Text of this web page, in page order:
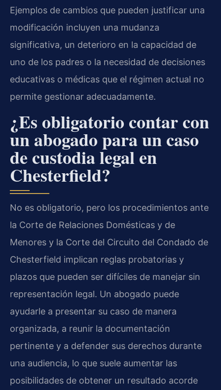
Ejemplos de cambios que pueden justificar una
modificación incluyen una mudanza
significativa, un deterioro en la capacidad de
uno de los padres o la necesidad de decisiones
educativas o médicas que el régimen actual no
permite gestionar adecuadamente.
¿Es obligatorio contar con
un abogado para un caso
de custodia legal en
Chesterfield?
No es obligatorio, pero los procedimientos ante
la Corte de Relaciones Domésticas y de
Menores y la Corte del Circuito del Condado de
Chesterfield implican reglas probatorias y
plazos que pueden ser difíciles de manejar sin
representación legal. Un abogado puede
ayudarle a presentar su caso de manera
organizada, a reunir la documentación
pertinente y a defender sus derechos durante
una audiencia, lo que suele aumentar las
posibilidades de obtener un resultado acorde